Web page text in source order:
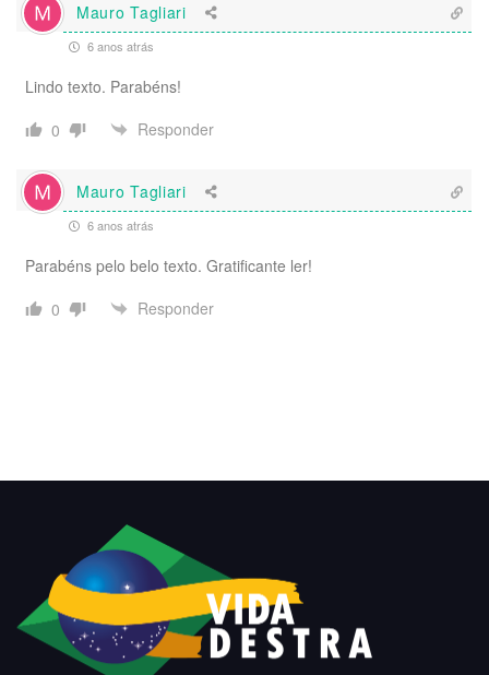
Mauro Tagliari
6 anos atrás
Lindo texto. Parabéns!
0
Responder
Mauro Tagliari
6 anos atrás
Parabéns pelo belo texto. Gratificante ler!
0
Responder